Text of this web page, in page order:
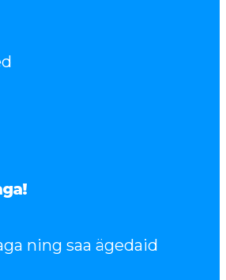
ning saa ägedaid